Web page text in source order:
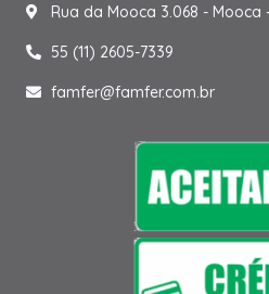
Rua da Mooca 3.068 - Mooca
55 (11) 2605-7339
famfer@famfer.com.br